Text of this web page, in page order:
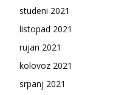
studeni 2021
listopad 2021
rujan 2021
kolovoz 2021
srpanj 2021